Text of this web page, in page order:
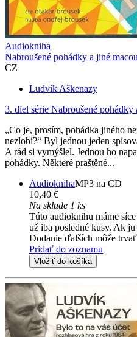
Audiokniha
Nabroušené pohádky a jiné
CZ
Ludvík Aškenazy
3. diel série Nabroušené
„Co je, prosím, pohádka jiného
nezlobí?“ Byl jednou jeden
A rád si vymýšlel. Jednou ho
pohádky. Některé praštěné...
AudioknihaMP3 na CD
10,40 €
Na sklade 1 ks
Túto audioknihu máme
už iba posledné kusy. Ak
Dodanie ďalších môže
Pridať do zoznamu
Vložiť do košíka